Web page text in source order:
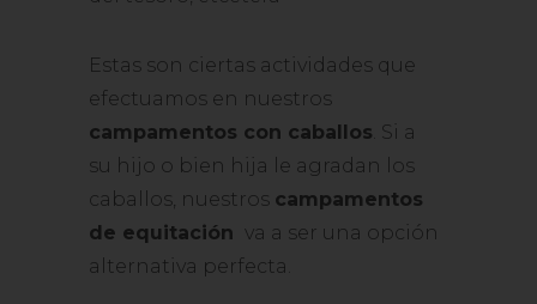
Estas son ciertas actividades que
efectuamos en nuestros
campamentos con caballos . Si a
su hijo o bien hija le agradan los
caballos, nuestros campamentos
de equitación va a ser una opción
alternativa perfecta.